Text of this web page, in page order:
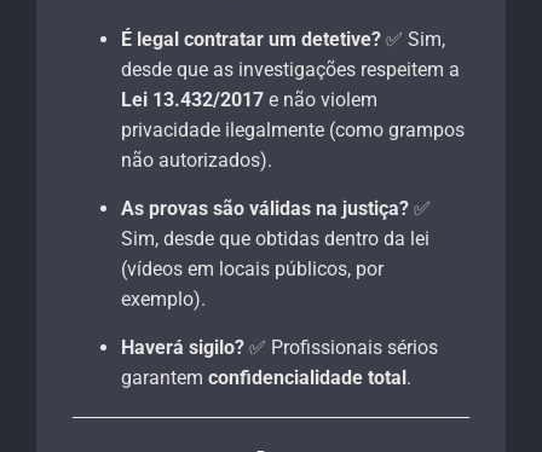
É legal contratar um detetive? ✅ Sim,
desde que as investigações respeitem a
Lei 13.432/2017 e não violem
privacidade ilegalmente (como grampos
não autorizados).
As provas são válidas na justiça? ✅
Sim, desde que obtidas dentro da lei
(vídeos em locais públicos, por
exemplo).
Haverá sigilo? ✅ Profissionais sérios
garantem confidencialidade total.